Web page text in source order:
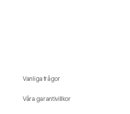
Vanliga frågor
Våra garantivillkor